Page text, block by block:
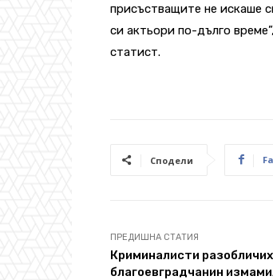
присъстващите не искаше
си актьори по-дълго
статист.
Сподели
ПРЕДИШНА СТАТИЯ
Криминалисти
благоевградчанин